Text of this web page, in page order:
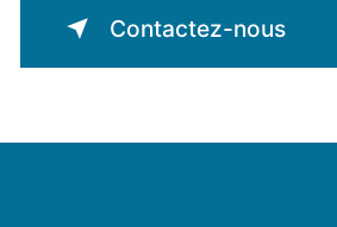
Contactez-nous